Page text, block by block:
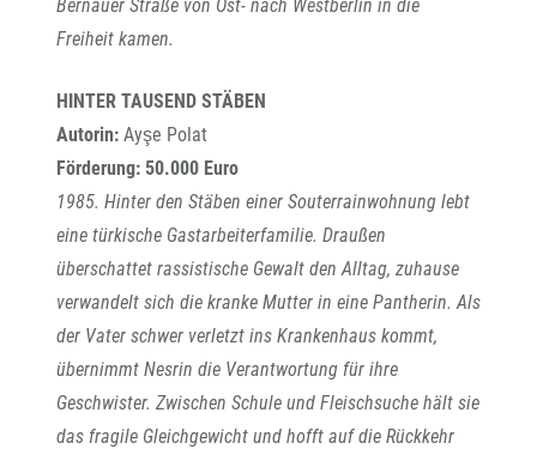
Bernauer Straße von Ost- nach Westberlin in die
Freiheit kamen.
HINTER TAUSEND STÄBEN
Autorin: Ayşe Polat
Förderung: 50.000 Euro
1985. Hinter den Stäben einer Souterrainwohnung lebt
eine türkische Gastarbeiterfamilie. Draußen
überschattet rassistische Gewalt den Alltag, zuhause
verwandelt sich die kranke Mutter in eine Pantherin. Als
der Vater schwer verletzt ins Krankenhaus kommt,
übernimmt Nesrin die Verantwortung für ihre
Geschwister. Zwischen Schule und Fleischsuche hält sie
das fragile Gleichgewicht und hofft auf die Rückkehr